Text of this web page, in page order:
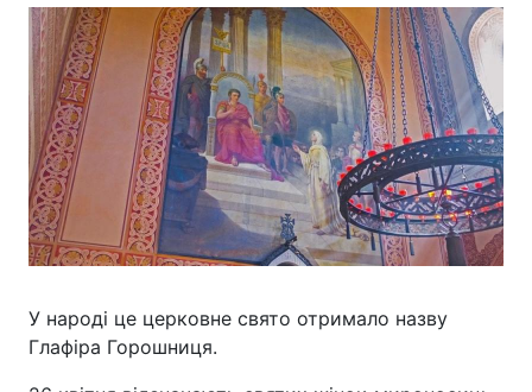
У народі це церковне свято отримало назву
Глафіра Горошниця.